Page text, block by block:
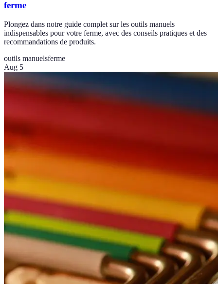
ferme
Plongez dans notre guide complet sur les outils manuels
indispensables pour votre ferme, avec des conseils pratiques et des
recommandations de produits.
outils manuelsferme
Aug 5